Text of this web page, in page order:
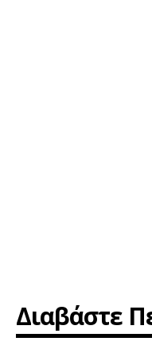
Διαβάστε